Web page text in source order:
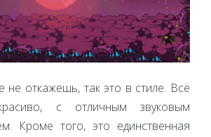
не откажешь, так это в стиле. Всё
с отличным звуковым
Кроме того, это единственная